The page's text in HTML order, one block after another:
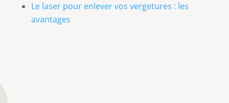
Le laser pour enlever vos vergetures : les
avantages